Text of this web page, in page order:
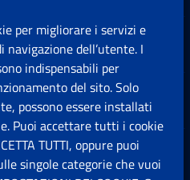
per migliorare i servizi e
navigazione dell’utente. I
indispensabili per
del sito. Solo
possono essere installati
Puoi accettare tutti i cookie
TUTTI, oppure puoi
singole categorie che vuoi